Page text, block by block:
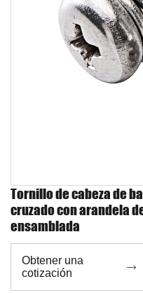
Tornillo de cabeza de
cruzado con arandela
ensamblada
Obtener una
cotización
